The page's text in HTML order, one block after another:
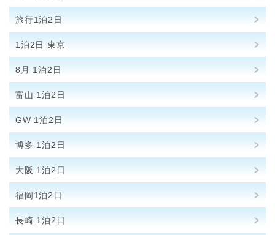
旅行1泊2日
1泊2日 東京
8月 1泊2日
富山 1泊2日
GW 1泊2日
博多 1泊2日
大阪 1泊2日
福岡1泊2日
長崎 1泊2日